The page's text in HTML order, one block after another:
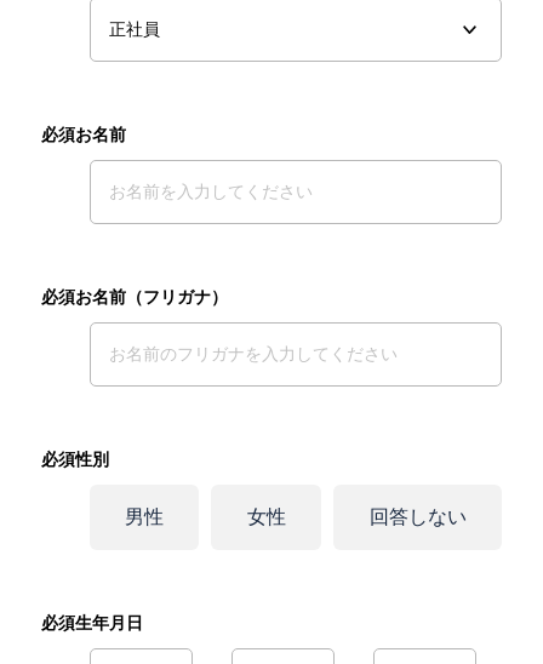
必須お名前
必須お名前（フリガナ）
必須性別
男性 女性 回答しない
必須生年月日